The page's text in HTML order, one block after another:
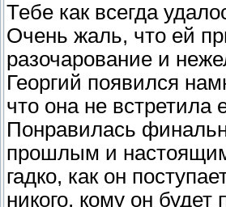
Тебе как всегда
Очень жаль, что ей
разочарование и
Георгий появился
что она не встретила
Понравилась
прошлым и
гадко, как он
никого, кому он